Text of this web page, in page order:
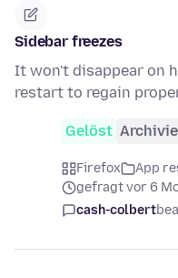
Sidebar freezes
It won't disappear on
restart to regain
Gelöst
Firefox
App
gefragt vor 6
cash-colbert